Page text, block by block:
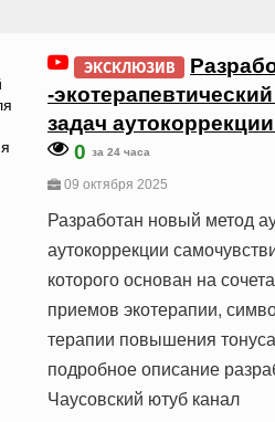
ЭКСКЛЮЗИВ
-
задач
0 за 24 часа
09 октября 2025
Разработан новый метод
аутокоррекции
которого основан на
приемов экотерапии,
терапии повышения
подробное описание
Чаусовский ютуб канал